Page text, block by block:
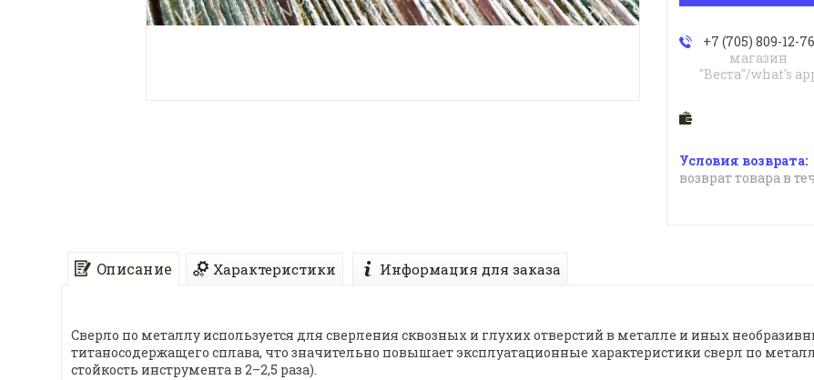
+7 (705) 809-12-76
магазин
"Веста"/what's
возврат товара в
Описание Характеристики Информация для заказа
Сверло по металлу используется для сверления сквозных и глухих отверстий в металле и иных
титаносодержащего сплава, что значительно повышает эксплуатационные характеристики сверл по
стойкость инструмента в 2–2,5 раза).